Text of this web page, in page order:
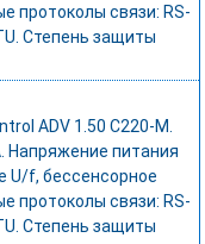
протоколы связи: RS-
Степень защиты
ADV 1.50 C220-M.
Напряжение питания
U/f, бессенсорное
протоколы связи: RS-
Степень защиты